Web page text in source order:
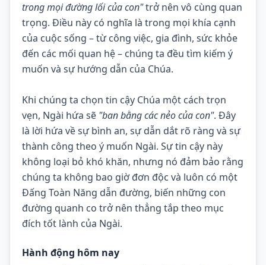
trong mọi đường lối của con" trở nên vô cùng quan
trọng. Điều này có nghĩa là trong mọi khía cạnh
của cuộc sống – từ công việc, gia đình, sức khỏe
đến các mối quan hệ – chúng ta đều tìm kiếm ý
muốn và sự hướng dẫn của Chúa.
Khi chúng ta chọn tin cậy Chúa một cách trọn
vẹn, Ngài hứa sẽ "ban bằng các nẻo của con". Đây
là lời hứa về sự bình an, sự dẫn dắt rõ ràng và sự
thành công theo ý muốn Ngài. Sự tin cậy này
không loại bỏ khó khăn, nhưng nó đảm bảo rằng
chúng ta không bao giờ đơn độc và luôn có một
Đấng Toàn Năng dẫn đường, biến những con
đường quanh co trở nên thẳng tắp theo mục
đích tốt lành của Ngài.
Hành động hôm nay